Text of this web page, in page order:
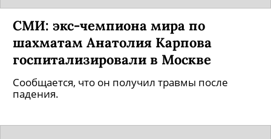
СМИ: экс-чемпиона мира по
шахматам Анатолия Карпова
госпитализировали в Москве
Сообщается, что он получил травмы после
падения.